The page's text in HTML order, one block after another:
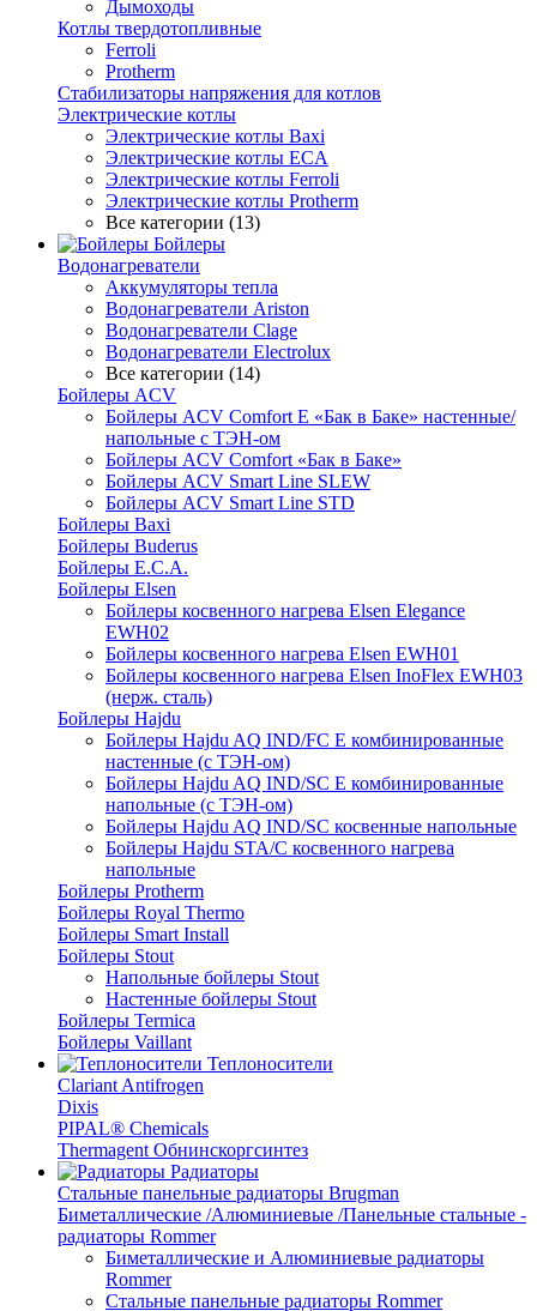
Дымоходы
Котлы твердотопливные
Ferroli
Protherm
Стабилизаторы напряжения для котлов
Электрические котлы
Электрические котлы Baxi
Электрические котлы ECA
Электрические котлы Ferroli
Электрические котлы Protherm
Все категории (13)
Бойлеры
Водонагреватели
Аккумуляторы тепла
Водонагреватели Ariston
Водонагреватели Clage
Водонагреватели Electrolux
Все категории (14)
Бойлеры ACV
Бойлеры ACV Comfort E «Бак в Баке» настенные/
напольные c ТЭН-ом
Бойлеры ACV Comfort «Бак в Баке»
Бойлеры ACV Smart Line SLEW
Бойлеры ACV Smart Line STD
Бойлеры Baxi
Бойлеры Buderus
Бойлеры E.C.A.
Бойлеры Elsen
Бойлеры косвенного нагрева Elsen Elegance
EWH02
Бойлеры косвенного нагрева Elsen EWH01
Бойлеры косвенного нагрева Elsen InoFlex EWH03
(нерж. сталь)
Бойлеры Hajdu
Бойлеры Hajdu AQ IND/FC E комбинированные
настенные (с ТЭН-ом)
Бойлеры Hajdu AQ IND/SC E комбинированные
напольные (с ТЭН-ом)
Бойлеры Hajdu AQ IND/SC косвенные напольные
Бойлеры Hajdu STA/C косвенного нагрева
напольные
Бойлеры Protherm
Бойлеры Royal Thermo
Бойлеры Smart Install
Бойлеры Stout
Напольные бойлеры Stout
Настенные бойлеры Stout
Бойлеры Termica
Бойлеры Vaillant
Теплоносители
Clariant Antifrogen
Dixis
PIPAL® Chemicals
Thermagent Обнинскоргсинтез
Радиаторы
Стальные панельные радиаторы Brugman
Биметаллические /Алюминиевые /Панельные стальные -
радиаторы Rommer
Биметаллические и Алюминиевые радиаторы
Rommer
Стальные панельные радиаторы Rommer